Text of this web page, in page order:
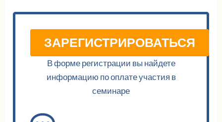
ЗАРЕГИСТРИРОВАТЬСЯ
В форме регистрации вы найдете
информацию по оплате участия в
семинаре